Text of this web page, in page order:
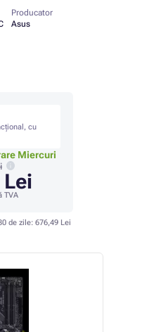
Producator
Asus
cu
Miercuri
TVA
de zile: 676,49 Lei